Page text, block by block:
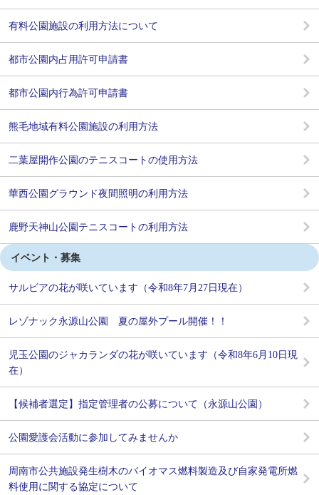
有料公園施設の利用方法について
都市公園内占用許可申請書
都市公園内行為許可申請書
熊毛地域有料公園施設の利用方法
二葉屋開作公園のテニスコートの使用方法
華西公園グラウンド夜間照明の利用方法
鹿野天神山公園テニスコートの利用方法
イベント・募集
サルビアの花が咲いています（令和8年7月27日現在）
レゾナック永源山公園 夏の屋外プール開催！！
児玉公園のジャカランダの花が咲いています（令和8年6月10日現
在）
【候補者選定】指定管理者の公募について（永源山公園）
公園愛護会活動に参加してみませんか
周南市公共施設発生樹木のバイオマス燃料製造及び自家発電所燃
料使用に関する協定について